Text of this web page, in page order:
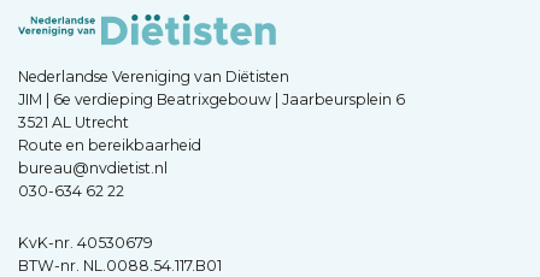
Nederlandse Vereniging van Diëtisten
JIM | 6e verdieping Beatrixgebouw | Jaarbeursplein 6
3521 AL Utrecht
Route en bereikbaarheid
bureau@nvdietist.nl
030-634 62 22
KvK-nr. 40530679
BTW-nr. NL.0088.54.117.B01